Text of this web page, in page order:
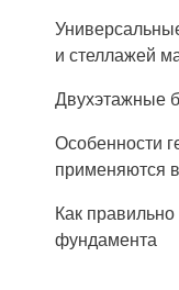
и стеллажей
Двухэтажные
Особенности
применяются
Как
фундамента